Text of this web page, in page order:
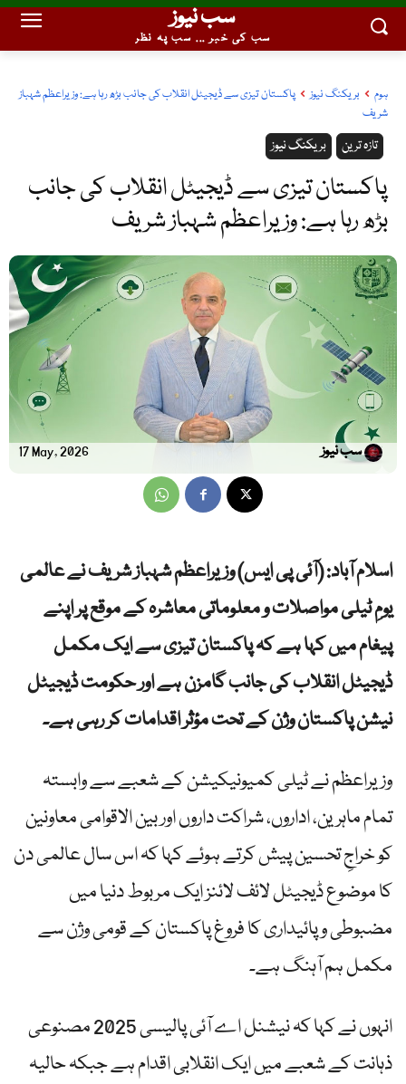
سب نیوز
سب کی خبر ... سب پہ نظر
ہوم بریکنگ نیوز
پاکستان تیزی سے ڈیجیٹل انقلاب کی جانب بڑھ رہا ہے: وزیراعظم شہباز
شریف
بریکنگ نیوز تازہ ترین
پاکستان تیزی سے ڈیجیٹل انقلاب کی جانب
بڑھ رہا ہے: وزیراعظم شہباز شریف
17 May, 2026 سب نیوز
اسلام آباد: (آئی پی ایس) وزیراعظم شہباز شریف نے عالمی
یومِ ٹیلی مواصلات و معلوماتی معاشرہ کے موقع پر اپنے
پیغام میں کہا ہے کہ پاکستان تیزی سے ایک مکمل
ڈیجیٹل انقلاب کی جانب گامزن ہے اور حکومت ڈیجیٹل
نیشن پاکستان وژن کے تحت مؤثر اقدامات کر رہی ہے۔
وزیراعظم نے ٹیلی کمیونیکیشن کے شعبے سے وابستہ
تمام ماہرین، اداروں، شراکت داروں اور بین الاقوامی معاونین
کو خراجِ تحسین پیش کرتے ہوئے کہا کہ اس سال عالمی دن
کا موضوع ڈیجیٹل لائف لائنز ایک مربوط دنیا میں
مضبوطی و پائیداری کا فروغ پاکستان کے قومی وژن سے
مکمل ہم آہنگ ہے۔
انہوں نے کہا کہ نیشنل اے آئی پالیسی 2025 مصنوعی
ذہانت کے شعبے میں ایک انقلابی اقدام ہے جبکہ حالیہ